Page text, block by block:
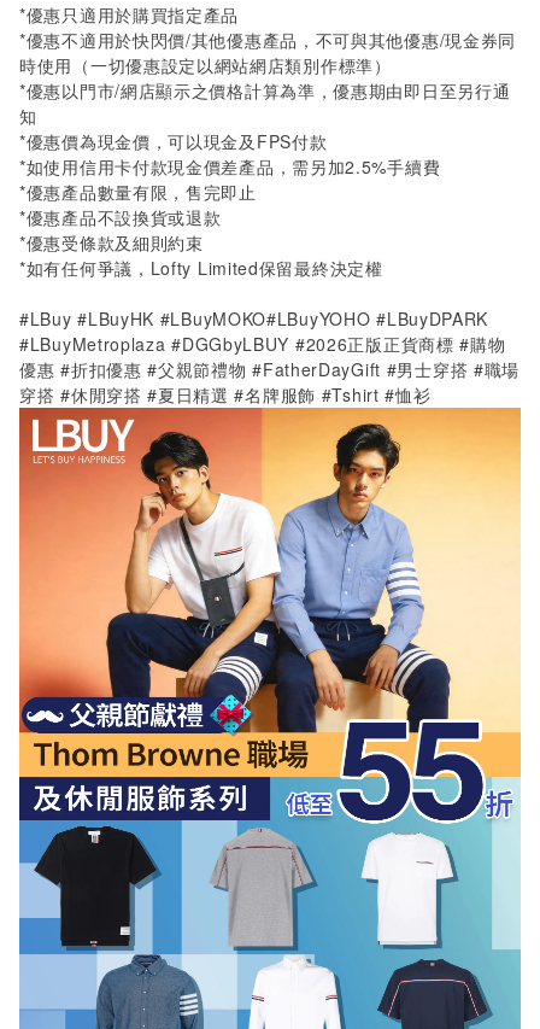
*優惠只適用於購買指定產品
*優惠不適用於快閃價/其他優惠產品，不可與其他優惠/現金券同
時使用（一切優惠設定以網站網店類別作標準）
*優惠以門市/網店顯示之價格計算為準，優惠期由即日至另行通
知
*優惠價為現金價，可以現金及 FPS付款
*如使用信用卡付款現金價差產品，需另加2.5%手續費
*優惠產品數量有限，售完即止
*優惠產品不設換貨或退款
*優惠受條款及細則約束
*如有任何爭議， Lofty Limited保留最終決定權
#LBuy #LBuyHK #LBuyMOKO#LBuyYOHO #LBuyDPARK
#LBuyMetroplaza #DGGbyLBUY #2026正版正貨商標 #購物
優惠 #折扣優惠 #父親節禮物 #FatherDayGift #男士穿搭 #職場
穿搭 #休閒穿搭 #夏日精選 #名牌服飾 #Tshirt #恤衫